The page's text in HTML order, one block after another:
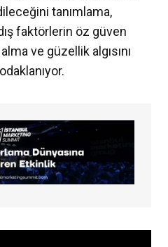
tanımlama,
faktörlerin öz güven
ve güzellik algısını